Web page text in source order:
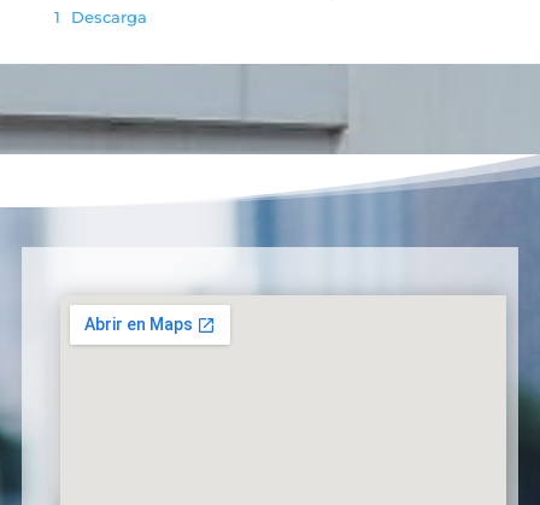
1
Descarga